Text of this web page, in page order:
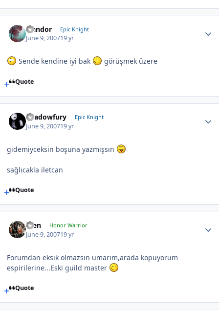
Isandor Epic Knight
June 9, 200719 yr
Sende kendine iyi bak görüşmek üzere
Quote
Shadowfury Epic Knight
June 9, 200719 yr
gidemiyceksin boşuna yazmışsın
sağlıcakla iletcan
Quote
scen Honor Warrior
June 9, 200719 yr
Forumdan eksik olmazsın umarım,arada kopuyorum
espirilerine...Eski guild master
Quote